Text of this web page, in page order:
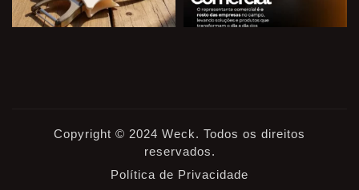
Copyright © 2024 Weck. Todos os direitos
reservados.
Política de Privacidade